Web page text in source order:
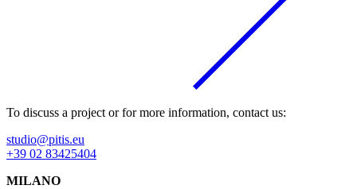
To discuss a project or for more information, contact us:
studio@pitis.eu
+39 02 83425404
MILANO